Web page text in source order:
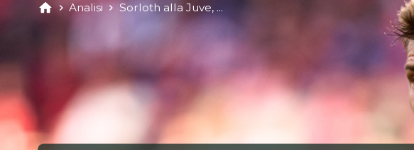
Analisi Sorloth alla Juve, ...